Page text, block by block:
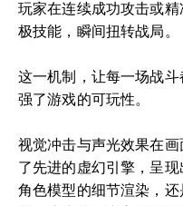
玩家在连续成功攻击或
极技能，瞬间扭转战局。
这一机制，让每一场战
强了游戏的可玩性。
视觉冲击与声光效果在
了先进的虚幻引擎，呈
角色模型的细节渲染，